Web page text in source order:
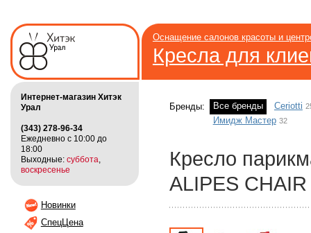
Оснащение салонов красоты и
Кресла для
Интернет-магазин Хитэк
Урал
(343) 278-96-34
Ежедневно с 10:00 до
18:00
Выходные: суббота
воскресенье
Новинки
СпецЦена
Бренды: Все бренды Ceriotti
Имидж Мастер 32
Кресло
ALIPES CHAIR